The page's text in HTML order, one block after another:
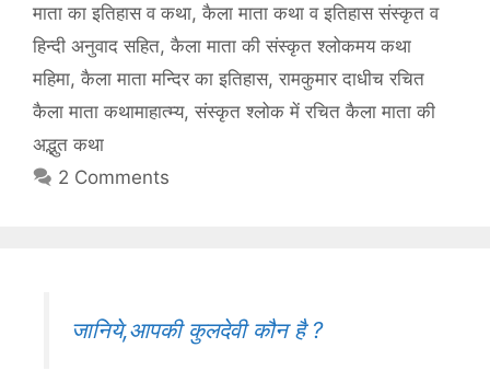
माता का इतिहास व कथा, कैला माता कथा व इतिहास संस्कृत व
हिन्दी अनुवाद सहित, कैला माता की संस्कृत श्लोकमय कथा
महिमा, कैला माता मन्दिर का इतिहास, रामकुमार दाधीच रचित
कैला माता कथामाहात्म्य, संस्कृत श्लोक में रचित कैला माता की
अद्भुत कथा
2 Comments
जानिये,आपकी कुलदेवी कौन है ?